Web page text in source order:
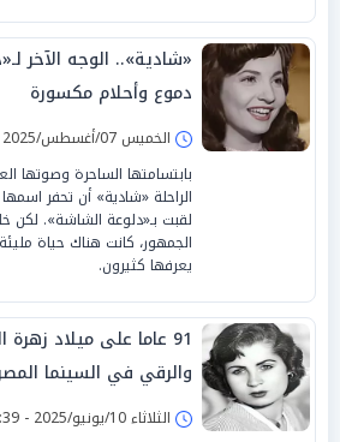
«شادية».. الوجه الآخر
دموع وأحلام مكسورة
الخميس 07/أغسطس/2025 - 10:55 م
بابتسامتها الساحرة وصوتها
الراحلة «شادية» أن تحفر
لقبت بـ«دلوعة الشاشة». لكن
الجمهور، كانت هناك حياة
يعرفها كثيرون.
91 عاما على ميلاد زهرة
والرقي في السينما
الثلاثاء 10/يونيو/2025 - 09:39 ص